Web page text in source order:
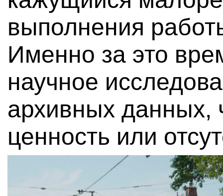
выполнения
Именно за это
научное
архивных данных,
ценность или